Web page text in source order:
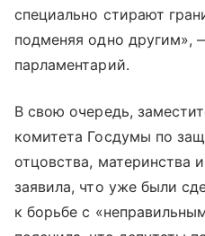
специально стирают
подменяя одно другим»,
парламентарий.
В свою очередь,
комитета Госдумы по
отцовства, материнства
заявила, что уже были
к борьбе с